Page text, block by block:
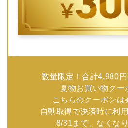
数量限定！合計4,980
夏物お買い物クー
こちらのクーポンは
自動取得で決済時に利
8/31まで、なくな